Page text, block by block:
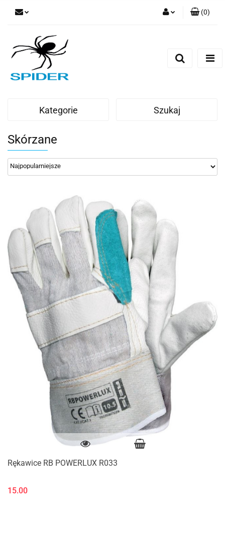
(0)
Kategorie Szukaj
Skórzane
Rękawice RB POWERLUX R033
15.00